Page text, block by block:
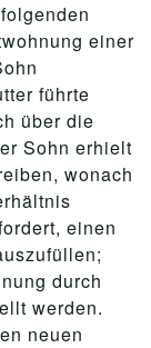
einer
führte
über die
Sohn erhielt
wonach
einen
durch
werden.
neuen